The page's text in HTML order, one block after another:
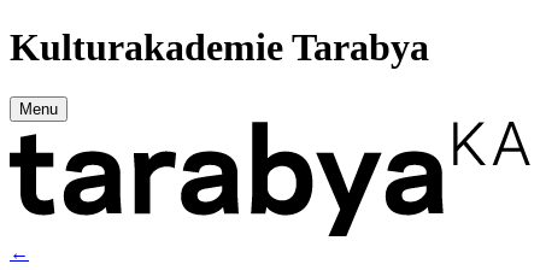
Kulturakademie Tarabya
Menu
←